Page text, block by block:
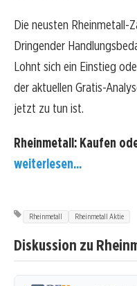
Die neusten Rheinmetall-
Dringender
Lohnt sich ein Einstieg
der aktuellen Gratis-
jetzt zu tun ist.
Rheinmetall: Kaufen
weiterlesen...
Rheinmetall Rheinmetall Aktie
Diskussion zu